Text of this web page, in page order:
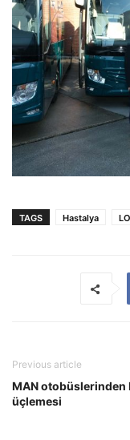
TAGS Hastalya
Previous article
MAN otobüslerinden
üçlemesi